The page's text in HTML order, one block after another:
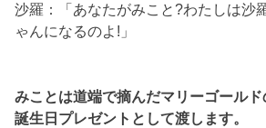
沙羅：「あなたがみこと?わたしは沙
ゃんになるのよ!」
みことは道端で摘んだマリーゴール
誕生日プレゼントとして渡します。